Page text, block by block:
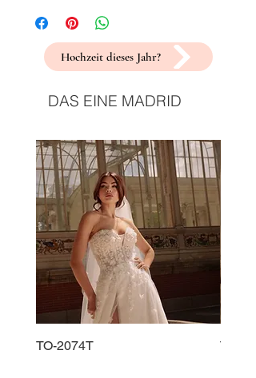
Hochzeit dieses Jahr?
DAS EINE MADRID
TO-2074T TO-